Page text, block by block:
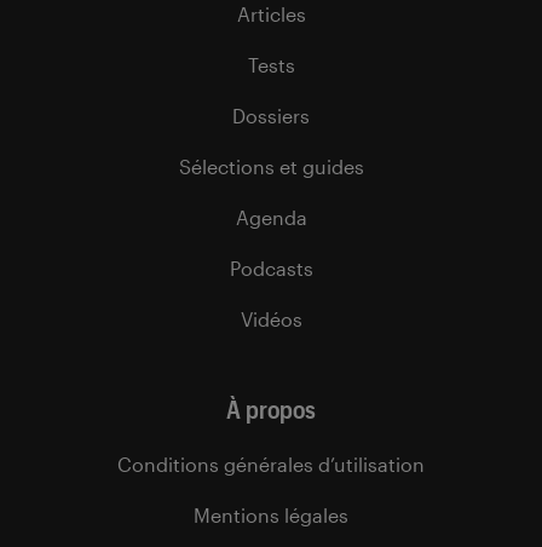
Articles
Tests
Dossiers
Sélections et guides
Agenda
Podcasts
Vidéos
À propos
Conditions générales d’utilisation
Mentions légales